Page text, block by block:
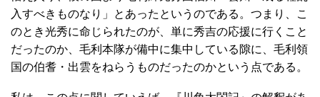
入すべきものなり」とあったというのである。つまり、こ
のとき光秀に命じられたのが、単に秀吉の応援に行くこと
だったのか、毛利本隊が備中に集中している隙に、毛利領
国の伯耆・出雲をねらうものだったのかという点である。